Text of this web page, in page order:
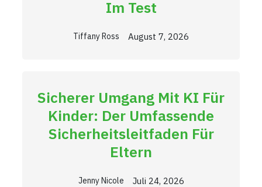
Im Test
Tiffany Ross August 7, 2026
Sicherer Umgang Mit KI Für
Kinder: Der Umfassende
Sicherheitsleitfaden Für
Eltern
Jenny Nicole Juli 24, 2026